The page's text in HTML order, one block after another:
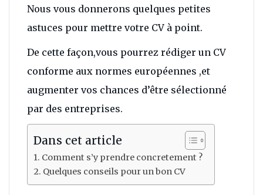
Nous vous donnerons quelques petites
astuces pour mettre votre CV à point.
De cette façon,vous pourrez rédiger un CV
conforme aux normes européennes ,et
augmenter vos chances d’être sélectionné
par des entreprises.
Dans cet article
Comment s’y prendre concretement ?
Quelques conseils pour un bon CV